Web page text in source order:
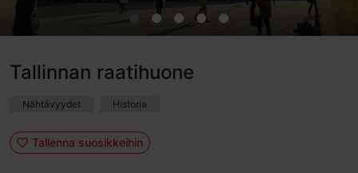
Tallinnan raatihuone
Nähtävyydet Historia
Tallenna suosikkeihin